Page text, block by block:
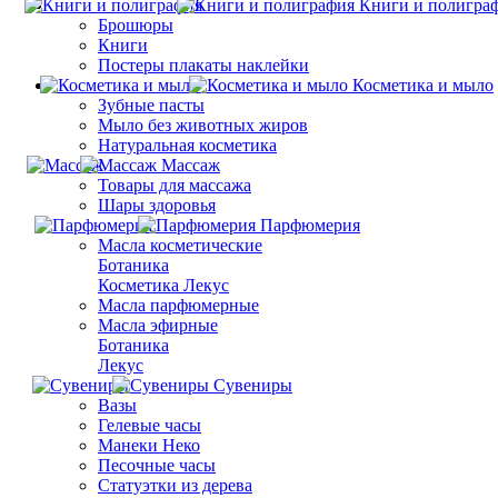
Книги и
Брошюры
Книги
Постеры плакаты наклейки
Косметика и мыло
Зубные пасты
Мыло без животных жиров
Натуральная косметика
Массаж
Товары для массажа
Шары здоровья
Парфюмерия
Масла косметические
Ботаника
Косметика Лекус
Масла парфюмерные
Масла эфирные
Ботаника
Лекус
Сувениры
Вазы
Гелевые часы
Манеки Неко
Песочные часы
Статуэтки из дерева